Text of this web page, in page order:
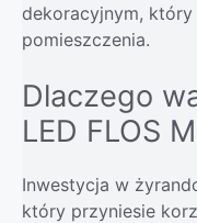
dekoracyjnym,
pomieszczenia.
Dlaczego
LED FLOS
Inwestycja w
który przyniesie